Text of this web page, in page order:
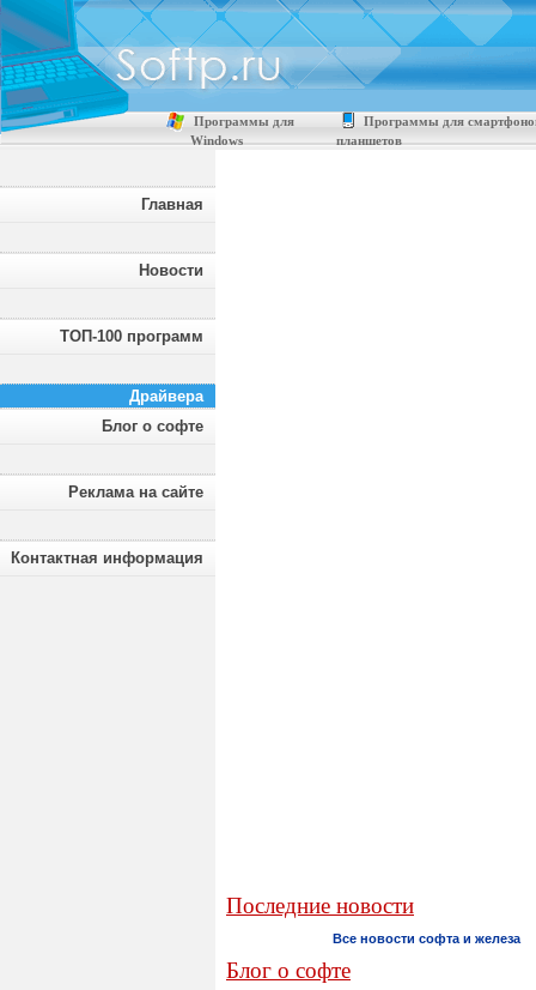
Программы для
Windows
Программы для
планшетов
Главная
Новости
ТОП-100 программ
Драйвера
Блог о софте
Реклама на сайте
Контактная информация
Последние новости
Все новости софта и железа
Блог о софте